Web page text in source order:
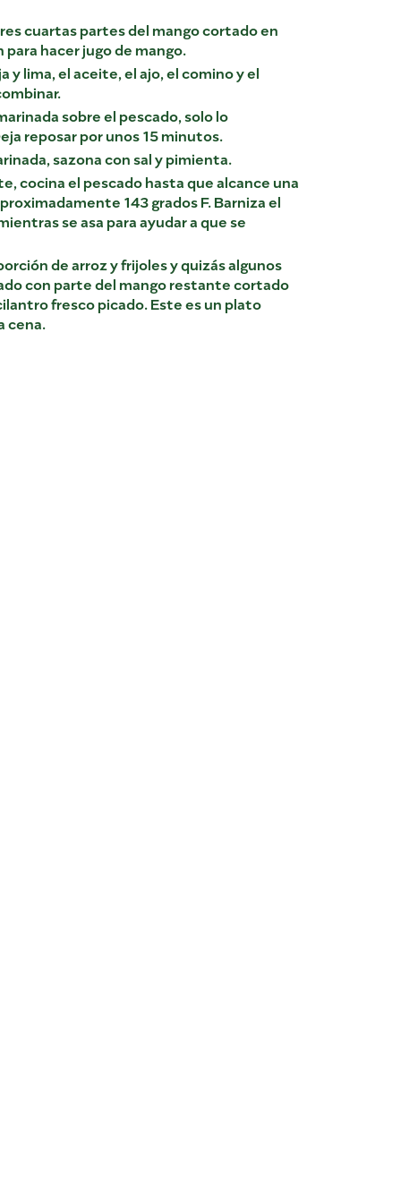
cuartas partes del mango cortado en
para hacer jugo de mango.
y lima, el aceite, el ajo, el comino y el
sobre el pescado, solo lo
reposar por unos 15 minutos.
sazona con sal y pimienta.
cocina el pescado hasta que alcance una
143 grados F. Barniza el
se asa para ayudar a que se
de arroz y frijoles y quizás algunos
con parte del mango restante cortado
fresco picado. Este es un plato
cena.